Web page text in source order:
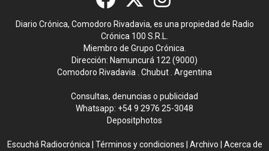
Diario Crónica, Comodoro Rivadavia, es una propiedad de Radio
Crónica 100 S.R.L.
Miembro de Grupo Crónica.
Dirección: Namuncurá 122 (9000)
Comodoro Rivadavia . Chubut . Argentina
Consultas, denuncias o publicidad
Whatsapp: +54 9 2976 25-3048
Depositphotos
Escuchá Radiocrónica Términos y condiciones Archivo
Acerca de